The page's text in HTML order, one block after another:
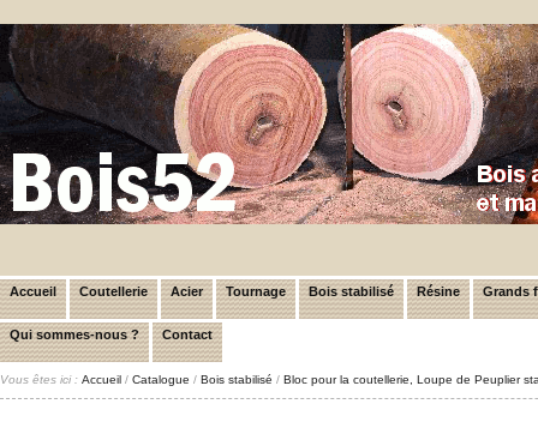
Accueil Coutellerie Acier Tournage Bois stabilisé Résine Grands
Qui sommes-nous ? Contact
Vous êtes ici : Accueil / Catalogue / Bois stabilisé / Bloc pour la coutellerie, Loupe de Peuplier